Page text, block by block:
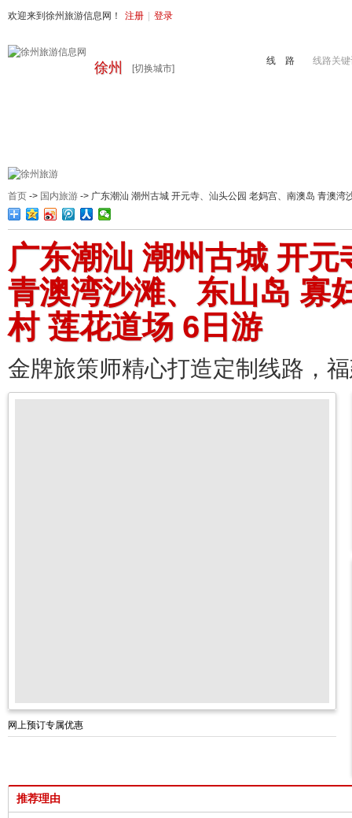
欢迎来到徐州旅游信息网！ 注册 登录
徐州 [切换城市]
线路关
线 路
首页 -> 国内旅游 -> 广东潮汕 潮州古城 开元寺、汕头公园 老妈宫、南澳岛 青澳
广东潮汕 潮州古城 开
青澳湾沙滩、东山岛 寡
村 莲花道场 6日游
金牌旅策师精心打造定制线路，
网上预订专属优惠
推荐理由